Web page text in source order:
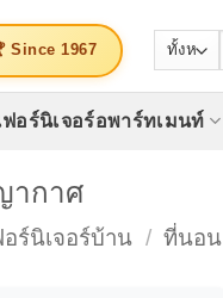
Since 1967
ฟอร์นิเจอร์อพาร์ทเมนท์
กาศ
อร์นิเจอร์บ้าน / ที่นอน